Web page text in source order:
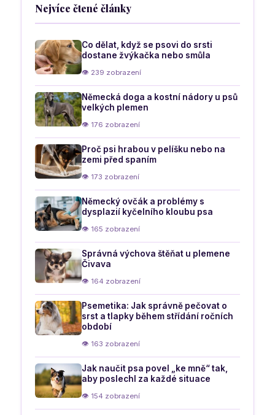
Nejvíce čtené články
Co dělat, když se psovi do srsti
dostane žvýkačka nebo smůla
👁 239 zobrazení
Německá doga a kostní nádory u psů
velkých plemen
👁 176 zobrazení
Proč psi hrabou v pelíšku nebo na
zemi před spaním
👁 173 zobrazení
Německý ovčák a problémy s
dysplazií kyčelního kloubu psa
👁 165 zobrazení
Správná výchova štěňat u plemene
Čivava
👁 164 zobrazení
Psemetika: Jak správně pečovat o
srst a tlapky během střídání ročních
období
👁 163 zobrazení
Jak naučit psa povel „ke mně“ tak,
aby poslechl za každé situace
👁 154 zobrazení